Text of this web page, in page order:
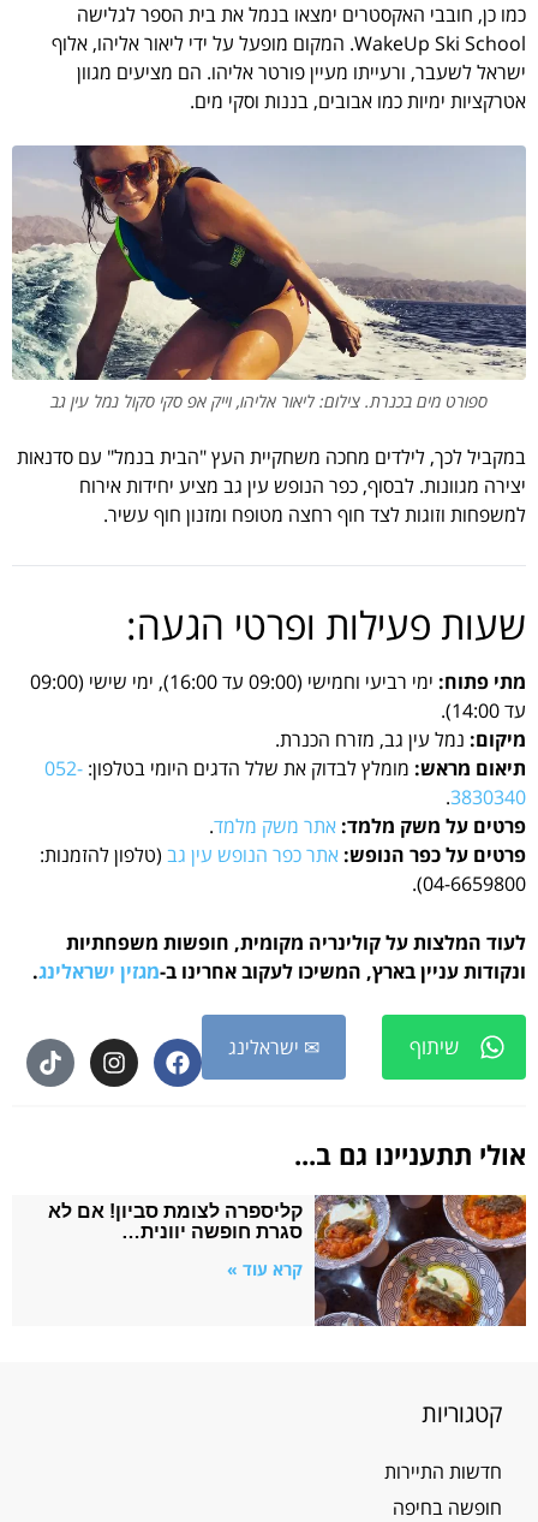
כמו כן, חובבי האקסטרים ימצאו בנמל את בית הספר לגלישה
WakeUp Ski School. המקום מופעל על ידי ליאור אליהו, אלוף
ישראל לשעבר, ורעייתו מעיין פורטר אליהו. הם מציעים מגוון
אטרקציות ימיות כמו אבובים, בננות וסקי מים.
ספורט מים בכנרת. צילום: ליאור אליהו, וייק אפ סקי סקול נמל עין גב
במקביל לכך, לילדים מחכה משחקיית העץ "הבית בנמל" עם סדנאות
יצירה מגוונות. לבסוף, כפר הנופש עין גב מציע יחידות אירוח
למשפחות וזוגות לצד חוף רחצה מטופח ומזנון חוף עשיר.
שעות פעילות ופרטי הגעה:
מתי פתוח:
ימי רביעי וחמישי (09:00 עד 16:00), ימי שישי (09:00
עד 14:00).
מיקום: נמל עין גב, מזרח הכנרת.
תיאום מראש: מומלץ לבדוק את שלל הדגים היומי בטלפון: 052-
3830340
.
פרטים על משק מלמד: אתר משק מלמד.
פרטים על כפר הנופש: אתר כפר הנופש עין גב (טלפון להזמנות:
04-6659800).
לעוד המלצות על קולינריה מקומית, חופשות משפחתיות
ונקודות עניין בארץ, המשיכו לעקוב אחרינו ב-מגזין ישראלינג.
שיתוף ✉ ישראלינג
אולי תתעניינו גם ב...
קליספרה לצומת סביון! אם לא
סגרת חופשה יוונית…
קרא עוד »
קטגוריות
חדשות התיירות
חופשה בחיפה